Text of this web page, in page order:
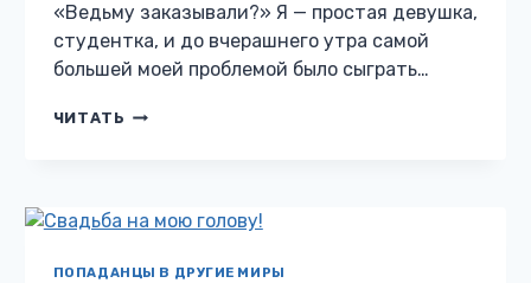
«Ведьму заказывали?» Я — простая девушка,
студентка, и до вчерашнего утра самой
большей моей проблемой было сыграть…
ЧИТАТЬ ВЕДЬМУ
ПОПАДАНЦЫ В ДРУГИЕ МИРЫ